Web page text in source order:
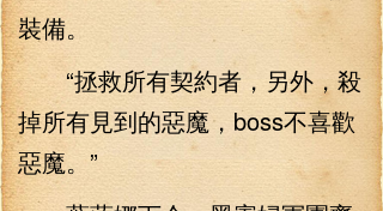
裝備。
“拯救所有契約者，另外，殺
掉所有見到的惡魔，boss不喜歡
惡魔。”